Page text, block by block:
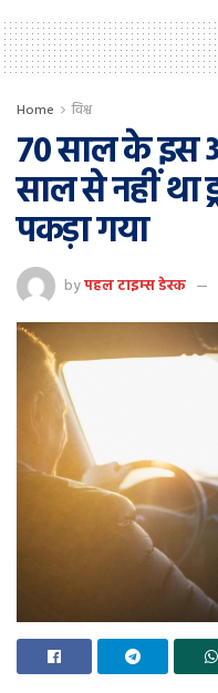
Home विश्व
70 साल के इस
साल से नहीं था
पकड़ा गया
byपहल टाइम्स डेस्क